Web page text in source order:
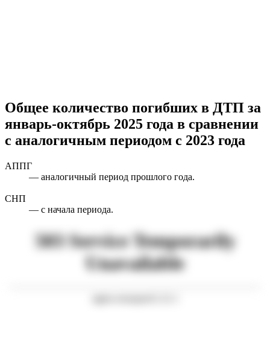
Общее количество погибших в ДТП за
январь-октябрь 2025 года в сравнении
с аналогичным периодом с 2023 года
АППГ
— аналогичный период прошлого года.
СНП
— с начала периода.